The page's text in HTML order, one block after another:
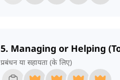
5. Managing or Helping
प्रबंधन या सहायता (के लिए)